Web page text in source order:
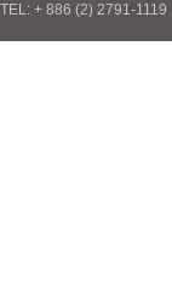
TEL: + 886 (2) 2791-